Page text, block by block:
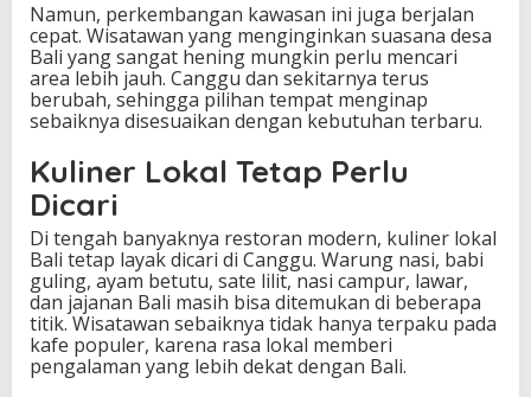
Namun, perkembangan kawasan ini juga berjalan
cepat. Wisatawan yang menginginkan suasana desa
Bali yang sangat hening mungkin perlu mencari
area lebih jauh. Canggu dan sekitarnya terus
berubah, sehingga pilihan tempat menginap
sebaiknya disesuaikan dengan kebutuhan terbaru.
Kuliner Lokal Tetap Perlu
Dicari
Di tengah banyaknya restoran modern, kuliner lokal
Bali tetap layak dicari di Canggu. Warung nasi, babi
guling, ayam betutu, sate lilit, nasi campur, lawar,
dan jajanan Bali masih bisa ditemukan di beberapa
titik. Wisatawan sebaiknya tidak hanya terpaku pada
kafe populer, karena rasa lokal memberi
pengalaman yang lebih dekat dengan Bali.